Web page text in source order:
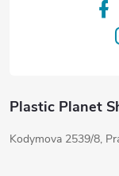
Plastic Planet
Kodymova 2539/8,